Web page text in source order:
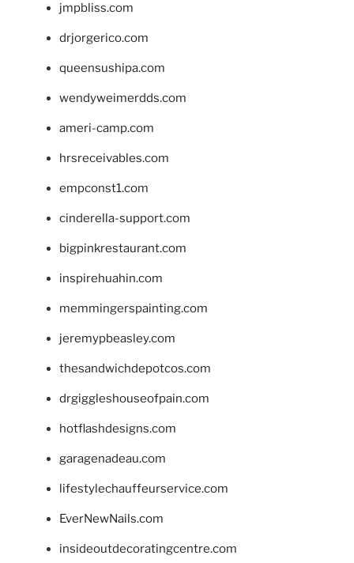
jmpbliss.com
drjorgerico.com
queensushipa.com
wendyweimerdds.com
ameri-camp.com
hrsreceivables.com
empconst1.com
cinderella-support.com
bigpinkrestaurant.com
inspirehuahin.com
memmingerspainting.com
jeremypbeasley.com
thesandwichdepotcos.com
drgiggleshouseofpain.com
hotflashdesigns.com
garagenadeau.com
lifestylechauffeurservice.com
EverNewNails.com
insideoutdecoratingcentre.com